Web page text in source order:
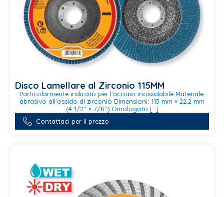
Disco Lamellare al Zirconio 115MM
Particolarmente indicato per l'acciaio inossidabile Materiale:
abrasivo all'ossido di zirconio Dimensioni: 115 mm × 22,2 mm
(4-1/2'' × 7/8'') Omologato […]
Questo
prodotto
ha
possono
essere
scelte
nella
Contattaci per il prezzo